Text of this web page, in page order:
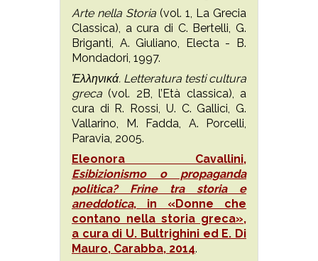
Arte nella Storia (vol. 1, La Grecia
Classica), a cura di C. Bertelli, G.
Briganti, A. Giuliano, Electa - B.
Mondadori, 1997.
Ἐλληνικά. Letteratura testi cultura
greca(vol. 2B, l’Età classica), a
cura di R. Rossi, U. C. Gallici, G.
Vallarino, M. Fadda, A. Porcelli,
Paravia, 2005.
Eleonora Cavallini,
Esibizionismo o propaganda
politica? Frine tra storia e
aneddotica, in «Donne che
contano nella storia greca»,
a cura di U. Bultrighini ed E. Di
Mauro, Carabba, 2014.